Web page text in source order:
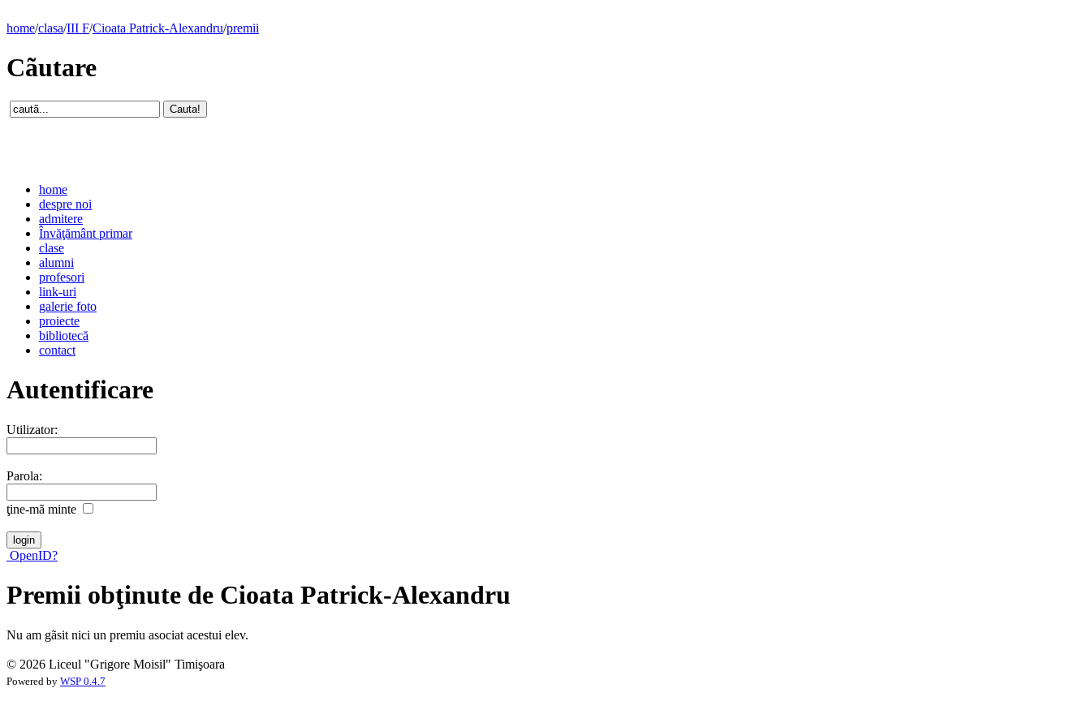
home/clasa/III F/Cioata Patrick-Alexandru/premii
Cãutare
home
despre noi
admitere
Învăţământ primar
clase
alumni
profesori
link-uri
galerie foto
proiecte
bibliotecă
contact
Autentificare
Utilizator:
Parola:
ţine-mã minte
OpenID?
Premii obţinute de Cioata Patrick-Alexandru
Nu am gãsit nici un premiu asociat acestui elev.
© 2026 Liceul "Grigore Moisil" Timişoara
Powered by WSP 0.4.7